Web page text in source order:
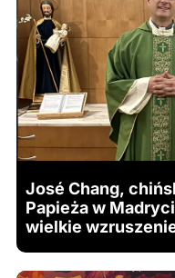
José Chang,
Papieża w
wielkie